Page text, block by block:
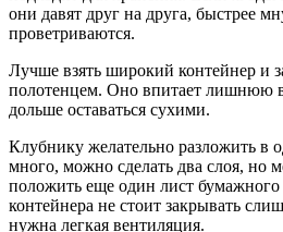
они давят друг на друга, быстрее
проветриваются.
Лучше взять широкий контейнер и
полотенцем. Оно впитает лишнюю
дольше оставаться сухими.
Клубнику желательно разложить в
много, можно сделать два слоя, но
положить еще один лист
контейнера не стоит закрывать
нужна легкая вентиляция.